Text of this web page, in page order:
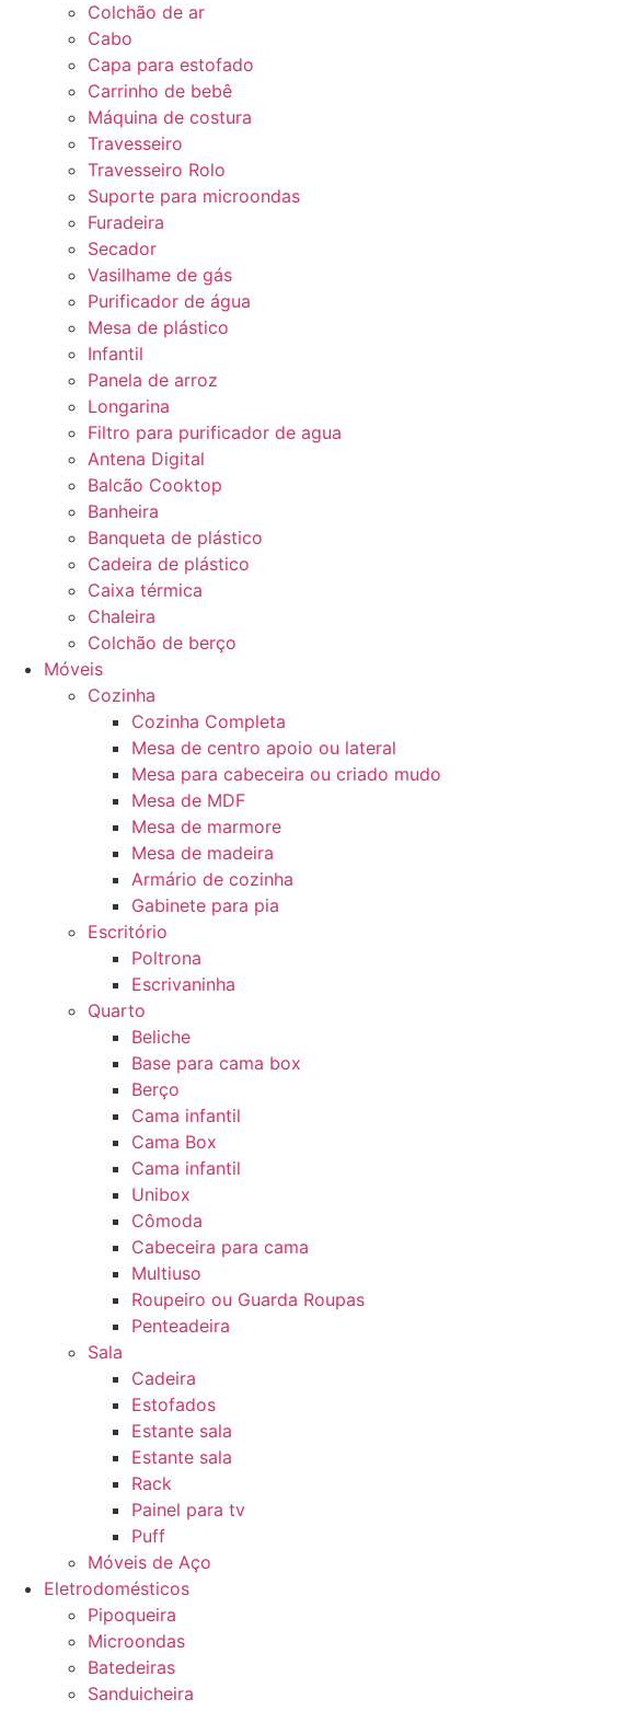
Colchão de ar
Cabo
Capa para estofado
Carrinho de bebê
Máquina de costura
Travesseiro
Travesseiro Rolo
Suporte para microondas
Furadeira
Secador
Vasilhame de gás
Purificador de água
Mesa de plástico
Infantil
Panela de arroz
Longarina
Filtro para purificador de agua
Antena Digital
Balcão Cooktop
Banheira
Banqueta de plástico
Cadeira de plástico
Caixa térmica
Chaleira
Colchão de berço
Móveis
Cozinha
Cozinha Completa
Mesa de centro apoio ou lateral
Mesa para cabeceira ou criado mudo
Mesa de MDF
Mesa de marmore
Mesa de madeira
Armário de cozinha
Gabinete para pia
Escritório
Poltrona
Escrivaninha
Quarto
Beliche
Base para cama box
Berço
Cama infantil
Cama Box
Cama infantil
Unibox
Cômoda
Cabeceira para cama
Multiuso
Roupeiro ou Guarda Roupas
Penteadeira
Sala
Cadeira
Estofados
Estante sala
Estante sala
Rack
Painel para tv
Puff
Móveis de Aço
Eletrodomésticos
Pipoqueira
Microondas
Batedeiras
Sanduicheira